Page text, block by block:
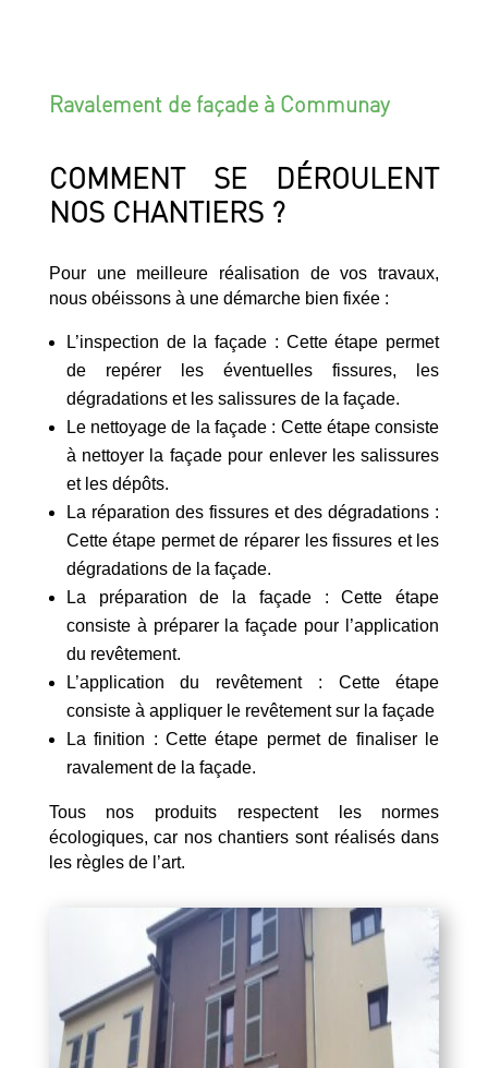
Ravalement de façade à Communay
COMMENT SE DÉROULENT
NOS CHANTIERS ?
Pour une meilleure réalisation de vos travaux,
nous obéissons à une démarche bien fixée :
L’inspection de la façade : Cette étape permet
de repérer les éventuelles fissures, les
dégradations et les salissures de la façade.
Le nettoyage de la façade : Cette étape consiste
à nettoyer la façade pour enlever les salissures
et les dépôts.
La réparation des fissures et des dégradations :
Cette étape permet de réparer les fissures et les
dégradations de la façade.
La préparation de la façade : Cette étape
consiste à préparer la façade pour l’application
du revêtement.
L’application du revêtement : Cette étape
consiste à appliquer le revêtement sur la façade
La finition : Cette étape permet de finaliser le
ravalement de la façade.
Tous nos produits respectent les normes
écologiques, car nos chantiers sont réalisés dans
les règles de l’art.